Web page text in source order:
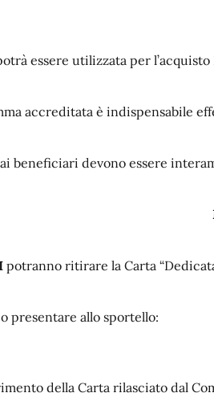
essere utilizzata per
accreditata è indispensabile
beneficiari devono essere
potranno ritirare la Carta
presentare allo sportello:
della Carta rilasciato dal